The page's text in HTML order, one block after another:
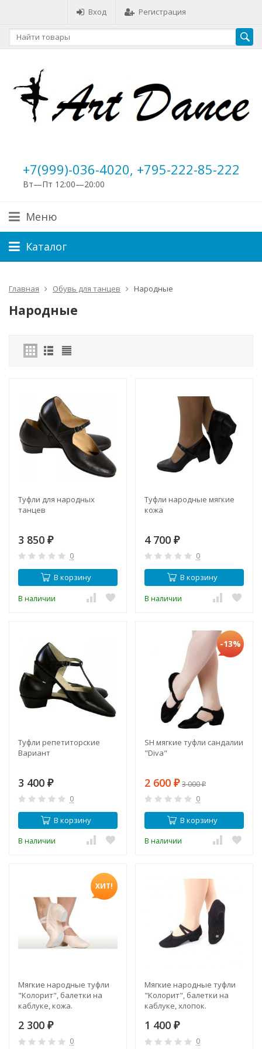
Вход Регистрация
+7(999)-036-4020, +795-222-85-222
Вт—Пт 12:00—20:00
Меню
Каталог
Главная Обувь для танцев Народные
Народные
Туфли для народных
танцев
3 850 ₽
0
В корзину
В наличии
Туфли народные мягкие
кожа
4 700 ₽
0
В корзину
В наличии
Туфли репетиторские
Вариант
3 400 ₽
0
В корзину
В наличии
-13%
SH мягкие туфли сандалии
"Diva"
2 600 ₽ 3 000₽
0
В корзину
В наличии
ХИТ!
Мягкие народные туфли
"Колорит", балетки на
каблуке, кожа.
2 300 ₽
0
Мягкие народные туфли
"Колорит", балетки на
каблуке, хлопок.
1 400 ₽
0